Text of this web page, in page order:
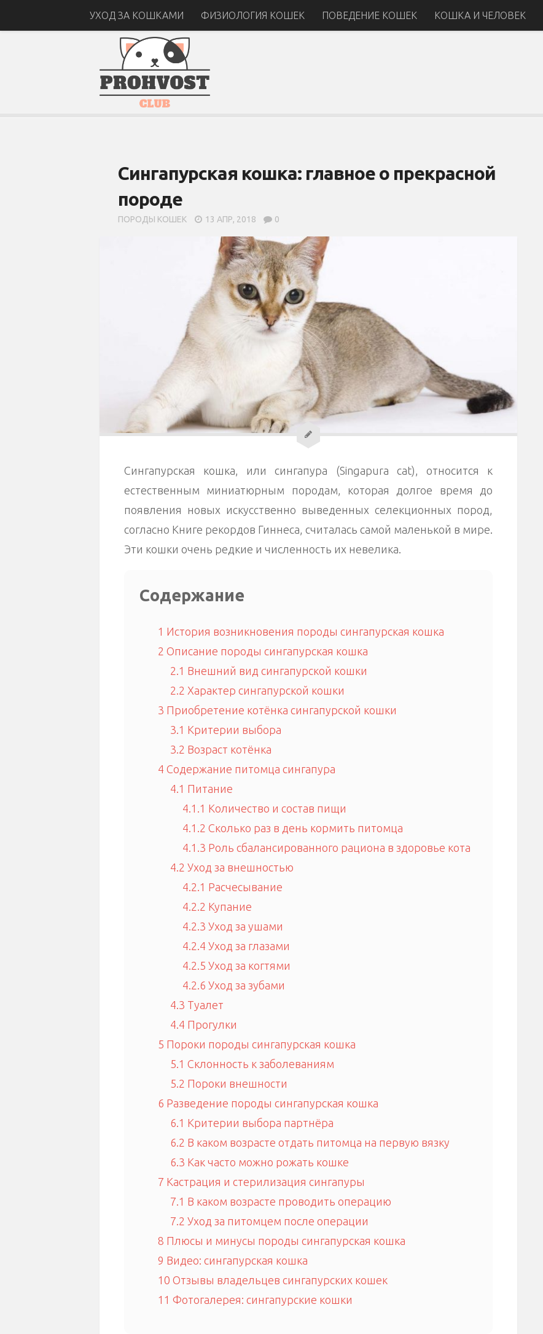
УХОД ЗА КОШКАМИ ФИЗИОЛОГИЯ КОШЕК ПОВЕДЕНИЕ КОШЕК КОШКА И ЧЕЛОВЕК
Сингапурская кошка: главное о прекрасной
породе
ПОРОДЫ КОШЕК 13 АПР, 2018 0
Сингапурская кошка, или сингапура (Singapura cat), относится к
естественным миниатюрным породам, которая долгое время до
появления новых искусственно выведенных селекционных пород,
согласно Книге рекордов Гиннеса, считалась самой маленькой в мире.
Эти кошки очень редкие и численность их невелика.
Содержание
1 История возникновения породы сингапурская кошка
2 Описание породы сингапурская кошка
2.1 Внешний вид сингапурской кошки
2.2 Характер сингапурской кошки
3 Приобретение котёнка сингапурской кошки
3.1 Критерии выбора
3.2 Возраст котёнка
4 Содержание питомца сингапура
4.1 Питание
4.1.1 Количество и состав пищи
4.1.2 Сколько раз в день кормить питомца
4.1.3 Роль сбалансированного рациона в здоровье кота
4.2 Уход за внешностью
4.2.1 Расчесывание
4.2.2 Купание
4.2.3 Уход за ушами
4.2.4 Уход за глазами
4.2.5 Уход за когтями
4.2.6 Уход за зубами
4.3 Туалет
4.4 Прогулки
5 Пороки породы сингапурская кошка
5.1 Склонность к заболеваниям
5.2 Пороки внешности
6 Разведение породы сингапурская кошка
6.1 Критерии выбора партнёра
6.2 В каком возрасте отдать питомца на первую вязку
6.3 Как часто можно рожать кошке
7 Кастрация и стерилизация сингапуры
7.1 В каком возрасте проводить операцию
7.2 Уход за питомцем после операции
8 Плюсы и минусы породы сингапурская кошка
9 Видео: сингапурская кошка
10 Отзывы владельцев сингапурских кошек
11 Фотогалерея: сингапурские кошки